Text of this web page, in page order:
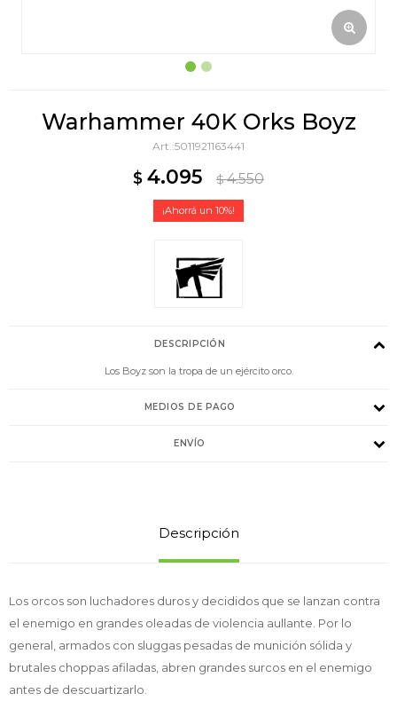
Warhammer 40K Orks Boyz
5011921163441
$ 4.095 $ 4.550
10
DESCRIPCIÓN
Los Boyz son la tropa de un ejército orco.
MEDIOS DE PAGO
ENVÍO
Descripción
Los orcos son luchadores duros y decididos que se lanzan contra
el enemigo en grandes oleadas de violencia aullante. Por lo
general, armados con sluggas pesadas de munición sólida y
brutales choppas afiladas, abren grandes surcos en el enemigo
antes de descuartizarlo.